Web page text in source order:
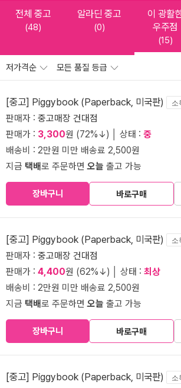
전체 중고
(48)
알라딘 중고
(0)
이 광활
우주점
(15)
저가격순 모든 품질 등급
[중고] Piggybook (Paperback, 미국판) 소
판매자 : 중고매장 건대점
판매가 : 3,300원 (72%↓) │ 상태 : 중
배송비 : 2만원 미만 배송료 2,500원
지금 택배로 주문하면오늘 출고 가능
장바구니 바로구매
[중고] Piggybook (Paperback, 미국판) 소
판매자 : 중고매장 건대점
판매가 : 4,400원 (62%↓) │ 상태 : 최상
배송비 : 2만원 미만 배송료 2,500원
지금 택배로 주문하면오늘 출고 가능
장바구니 바로구매
[중고] Piggybook (Paperback, 미국판) 소